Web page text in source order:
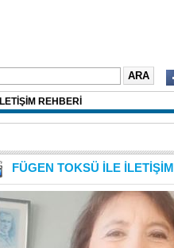
İLETİŞİM REHBERİ
FÜGEN TOKSÜ İLE İLETİŞİM